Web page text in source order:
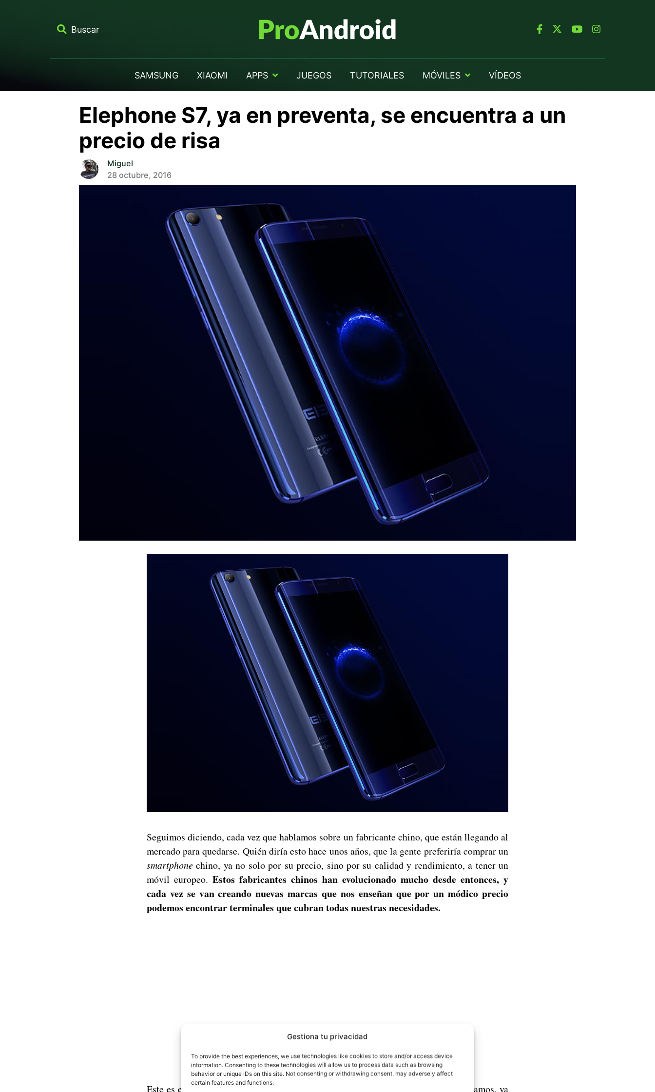
Gestiona tu privacidad
To provide the best experiences, we use technologies like cookies to store and/or access device
information. Consenting to these technologies will allow us to process data such as browsing
behavior or unique IDs on this site. Not consenting or withdrawing consent, may adversely affect
certain features and functions.
Buscar
SAMSUNG XIAOMI APPS JUEGOS TUTORIALES MÓVILES VÍDEOS
Elephone S7, ya en preventa, se encuentra a un
precio de risa
Miguel
28 octubre, 2016
Seguimos diciendo, cada vez que hablamos sobre un fabricante chino, que están llegando al
mercado para quedarse. Quién diría esto hace unos años, que la gente preferiría comprar un
smartphone chino, ya no solo por su precio, sino por su calidad y rendimiento, a tener un
móvil europeo. Estos fabricantes chinos han evolucionado mucho desde entonces, y
cada vez se van creando nuevas marcas que nos enseñan que por un módico precio
podemos encontrar terminales que cubran todas nuestras necesidades.
Este es el caso de Elephone, una compañía que no empezó tan bien como esperábamos, ya